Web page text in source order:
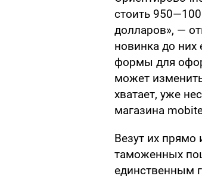
стоить
долларов», —
новинка до них
формы для
может
хватает, уже
магазина
Везут их
таможенных
единственным